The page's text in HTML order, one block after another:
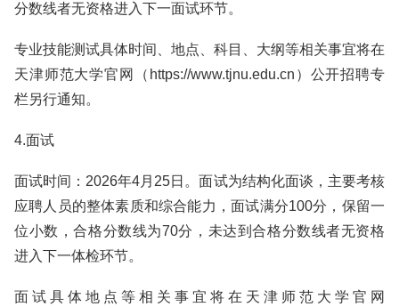
分数线者无资格进入下一面试环节。
专业技能测试具体时间、地点、科目、大纲等相关事宜将在
天津师范大学官网（https://www.tjnu.edu.cn）公开招聘专
栏另行通知。
4.面试
面试时间：2026年4月25日。面试为结构化面谈，主要考核
应聘人员的整体素质和综合能力，面试满分100分，保留一
位小数，合格分数线为70分，未达到合格分数线者无资格
进入下一体检环节。
面试具体地点等相关事宜将在天津师范大学官网